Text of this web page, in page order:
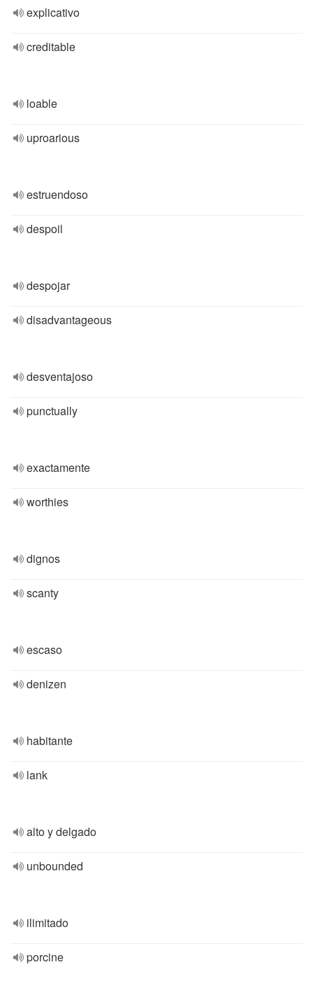
explicativo
creditable
loable
uproarious
estruendoso
despoil
despojar
disadvantageous
desventajoso
punctually
exactamente
worthies
dignos
scanty
escaso
denizen
habitante
lank
alto y delgado
unbounded
ilimitado
porcine